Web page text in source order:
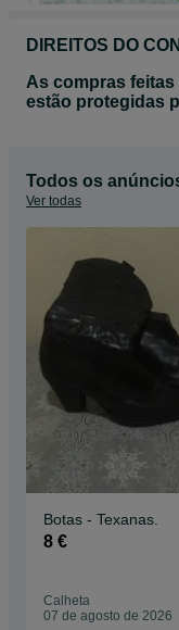
DIREITOS DO
As compras
estão protegidas
Todos os
Ver todas
Botas - Texanas.
8 €
Calheta
07 de agosto de 2026